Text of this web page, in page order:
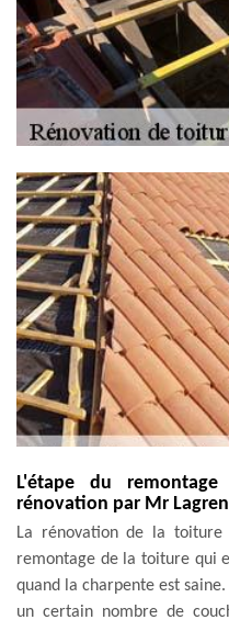
L'étape du
rénovation par Mr
La rénovation de la
remontage de la toiture qui
quand la charpente est
un certain nombre de